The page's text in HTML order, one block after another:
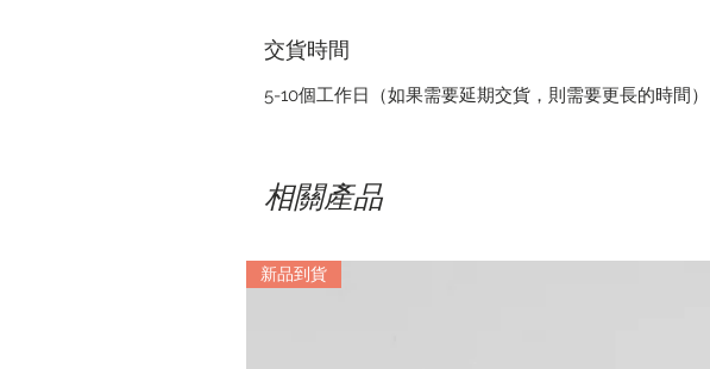
交貨時間
5-10個工作日（如果需要延期交貨，則需要更長的時間）
相關產品
新品到貨